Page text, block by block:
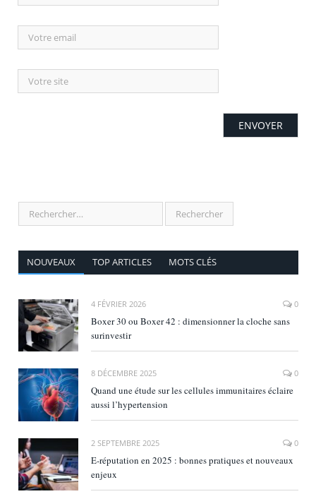
NOUVEAUX TOP ARTICLES MOTS CLÉS
4 FÉVRIER 2026 0
Boxer 30 ou Boxer 42 : dimensionner la cloche sans
surinvestir
8 DÉCEMBRE 2025 0
Quand une étude sur les cellules immunitaires éclaire
aussi l’hypertension
2 SEPTEMBRE 2025 0
E‑réputation en 2025 : bonnes pratiques et nouveaux
enjeux